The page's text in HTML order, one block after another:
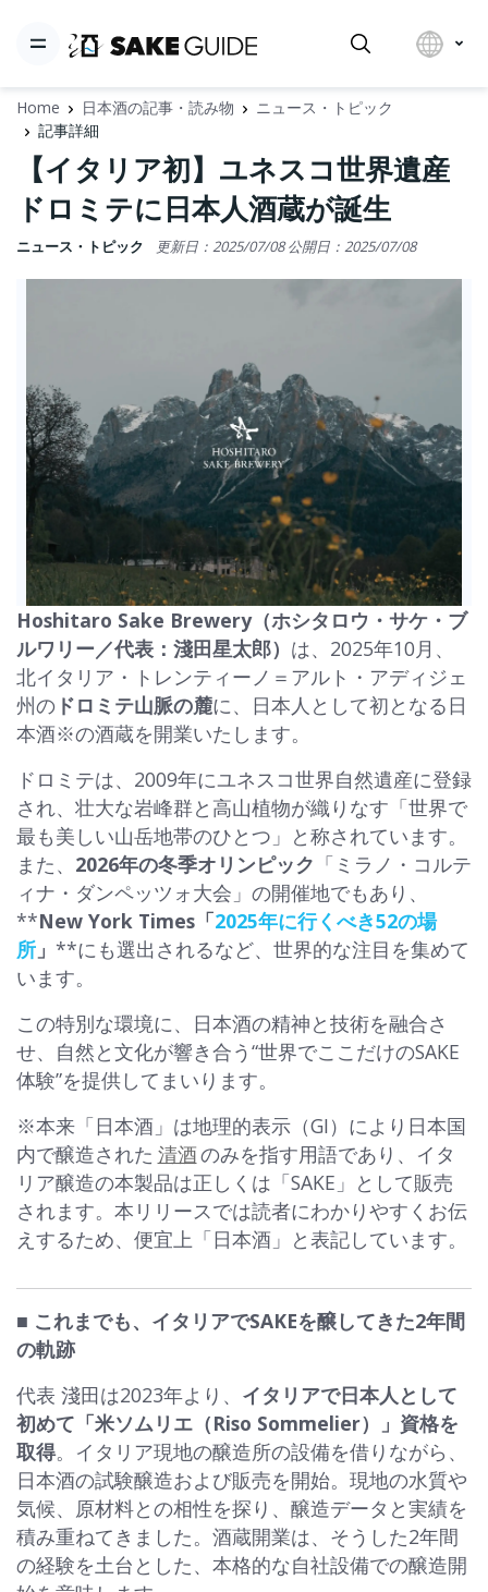
Home 日本酒の記事・読み物
ニュース・トピック
記事詳細
【イタリア初】ユネスコ世界遺産
ドロミテに日本人酒蔵が誕生
ニュース・トピック 更新日：2025/07/08公開日：2025/07/08
Hoshitaro Sake Brewery（ホシタロウ・サケ・ブ
ルワリー／代表：淺田星太郎） は、2025年10月、
北イタリア・トレンティーノ＝アルト・アディジェ
州の ドロミテ山脈の麓に、日本人として初となる日
本酒※の酒蔵を開業いたします。
ドロミテは、2009年にユネスコ世界自然遺産に登録
され、壮大な岩峰群と高山植物が織りなす「世界で
最も美しい山岳地帯のひとつ」と称されています。
また、 2026年の冬季オリンピック 「ミラノ・コルテ
ィナ・ダンペッツォ大会」の開催地でもあり、
**New York Times「2025年に行くべき52の場
所 」 **にも選出されるなど、世界的な注目を集めて
います。
この特別な環境に、日本酒の精神と技術を融合さ
せ、自然と文化が響き合う“世界でここだけのSAKE
体験”を提供してまいります。
※本来「日本酒」は地理的表示（GI）により日本国
内で醸造された 清酒のみを指す用語であり、イタ
リア醸造の本製品は正しくは「SAKE」として販売
されます。本リリースでは読者にわかりやすくお伝
えするため、便宜上「日本酒」と表記しています。
■ これまでも、イタリアでSAKEを醸してきた2年間
の軌跡
代表 淺田は2023年より、 イタリアで日本人として
初めて「米ソムリエ（Riso Sommelier）」資格を
取得。イタリア現地の醸造所の設備を借りながら、
日本酒の試験醸造および販売を開始。現地の水質や
気候、原材料との相性を探り、醸造データと実績を
積み重ねてきました。酒蔵開業は、そうした2年間
の経験を土台とした、本格的な自社設備での醸造開